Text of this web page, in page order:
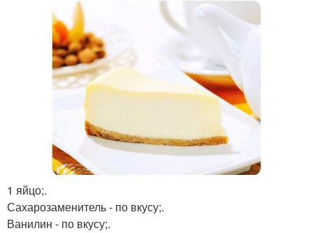
1 яйцо;.
Сахарозаменитель - по вкусу;.
Ванилин - по вкусу;.